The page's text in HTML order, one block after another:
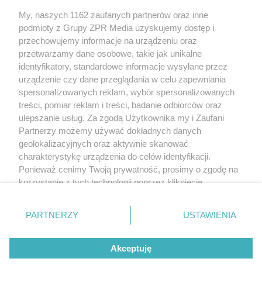
My, naszych 1162 zaufanych partnerów oraz inne
podmioty z Grupy ZPR Media uzyskujemy dostęp i
przechowujemy informacje na urządzeniu oraz
przetwarzamy dane osobowe, takie jak unikalne
identyfikatory, standardowe informacje wysyłane przez
urządzenie czy dane przeglądania w celu zapewniania
spersonalizowanych reklam, wybór spersonalizowanych
treści, pomiar reklam i treści, badanie odbiorców oraz
ulepszanie usług. Za zgodą Użytkownika my i Zaufani
Partnerzy możemy używać dokładnych danych
geolokalizacyjnych oraz aktywnie skanować
charakterystykę urządzenia do celów identyfikacji.
Ponieważ cenimy Twoją prywatność, prosimy o zgodę na
korzystanie z tych technologii poprzez kliknięcie
zmienić/wycofać klikając przycisk ustawień prywatności
znajdujący się w lewym dolnym rogu strony
rodzaje przetwarzania danych nie wymagają zgody
użytkownika, ale masz prawo sprzeciwić się takiemu
przetwarzaniu. Preferencje będą miały zastosowanie tylko
PARTNERZY USTAWIENIA
Akceptuję